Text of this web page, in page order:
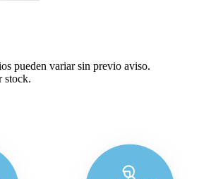
pueden variar sin previo aviso.
stock.